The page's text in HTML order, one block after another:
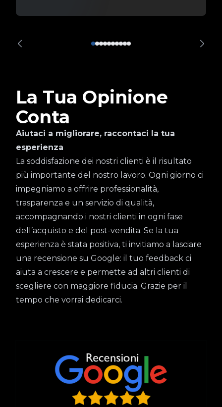
La Tua Opinione
Conta
Aiutaci a migliorare, raccontaci la tua
esperienza
La soddisfazione dei nostri clienti è il risultato
più importante del nostro lavoro. Ogni giorno ci
impegniamo a offrire professionalità,
trasparenza e un servizio di qualità,
accompagnando i nostri clienti in ogni fase
dell’acquisto e del post-vendita. Se la tua
esperienza è stata positiva, ti invitiamo a lasciare
una recensione su Google: il tuo feedback ci
aiuta a crescere e permette ad altri clienti di
scegliere con maggiore fiducia. Grazie per il
tempo che vorrai dedicarci.